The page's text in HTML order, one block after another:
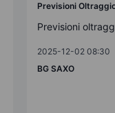
Previsioni
Previsioni
2025-12-02 08:30
BG SAXO